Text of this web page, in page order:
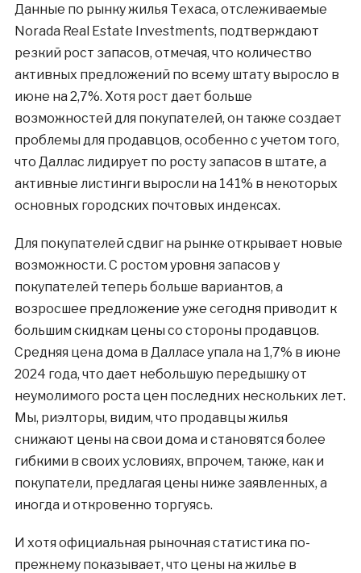
Данные по рынку жилья Техаса, отслеживаемые
Norada Real Estate Investments, подтверждают
резкий рост запасов, отмечая, что количество
активных предложений по всему штату выросло в
июне на 2,7%. Хотя рост дает больше
возможностей для покупателей, он также создает
проблемы для продавцов, особенно с учетом того,
что Даллас лидирует по росту запасов в штате, а
активные листинги выросли на 141% в некоторых
основных городских почтовых индексах.
Для покупателей сдвиг на рынке открывает новые
возможности. С ростом уровня запасов у
покупателей теперь больше вариантов, а
возросшее предложение уже сегодня приводит к
большим скидкам цены со стороны продавцов.
Средняя цена дома в Далласе упала на 1,7% в июне
2024 года, что дает небольшую передышку от
неумолимого роста цен последних нескольких лет.
Мы, риэлторы, видим, что продавцы жилья
снижают цены на свои дома и становятся более
гибкими в своих условиях, впрочем, также, как и
покупатели, предлагая цены ниже заявленных, а
иногда и откровенно торгуясь.
И хотя официальная рыночная статистика по-
прежнему показывает, что цены на жилье в